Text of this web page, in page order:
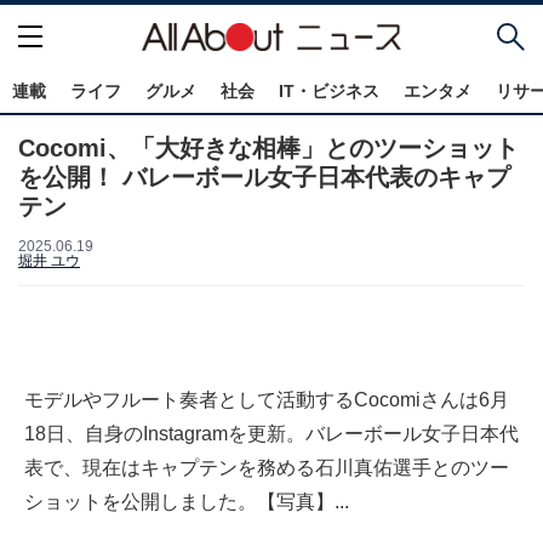
連載 ライフ グルメ 社会 IT・ビジネス エンタメ リサ
Cocomi、「大好きな相棒」とのツーショット
を公開！ バレーボール女子日本代表のキャプ
テン
2025.06.19
堀井 ユウ
モデルやフルート奏者として活動するCocomiさんは6月
18日、自身のInstagramを更新。バレーボール女子日本代
表で、現在はキャプテンを務める石川真佑選手とのツー
ショットを公開しました。【写真】...